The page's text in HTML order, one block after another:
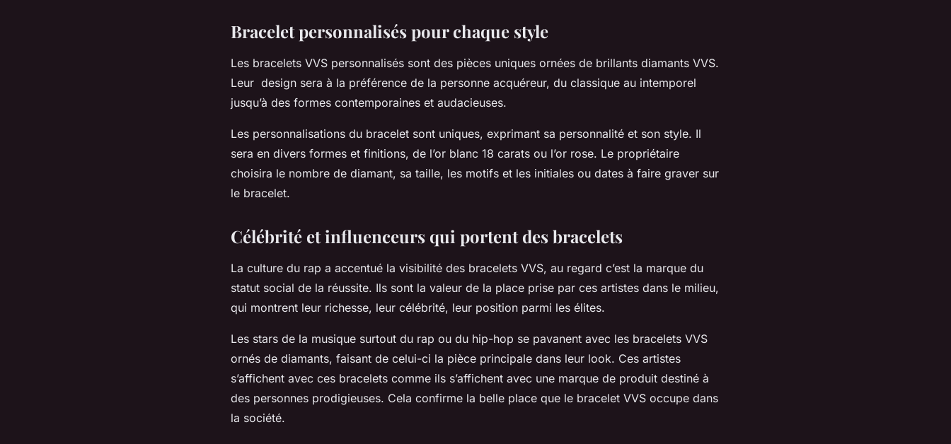
Bracelet personnalisés pour chaque style
Les bracelets VVS personnalisés sont des pièces uniques ornées de brillants diamants VVS.
Leur design sera à la préférence de la personne acquéreur, du classique au intemporel
jusqu’à des formes contemporaines et audacieuses.
Les personnalisations du bracelet sont uniques, exprimant sa personnalité et son style. Il
sera en divers formes et finitions, de l’or blanc 18 carats ou l’or rose. Le propriétaire
choisira le nombre de diamant, sa taille, les motifs et les initiales ou dates à faire graver sur
le bracelet.
Célébrité et influenceurs qui portent des bracelets
La culture du rap a accentué la visibilité des bracelets VVS, au regard c’est la marque du
statut social de la réussite. Ils sont la valeur de la place prise par ces artistes dans le milieu,
qui montrent leur richesse, leur célébrité, leur position parmi les élites.
Les stars de la musique surtout du rap ou du hip-hop se pavanent avec les bracelets VVS
ornés de diamants, faisant de celui-ci la pièce principale dans leur look. Ces artistes
s’affichent avec ces bracelets comme ils s’affichent avec une marque de produit destiné à
des personnes prodigieuses. Cela confirme la belle place que le bracelet VVS occupe dans
la société.